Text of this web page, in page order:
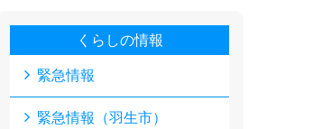
くらしの情報
緊急情報
緊急情報（羽生市）